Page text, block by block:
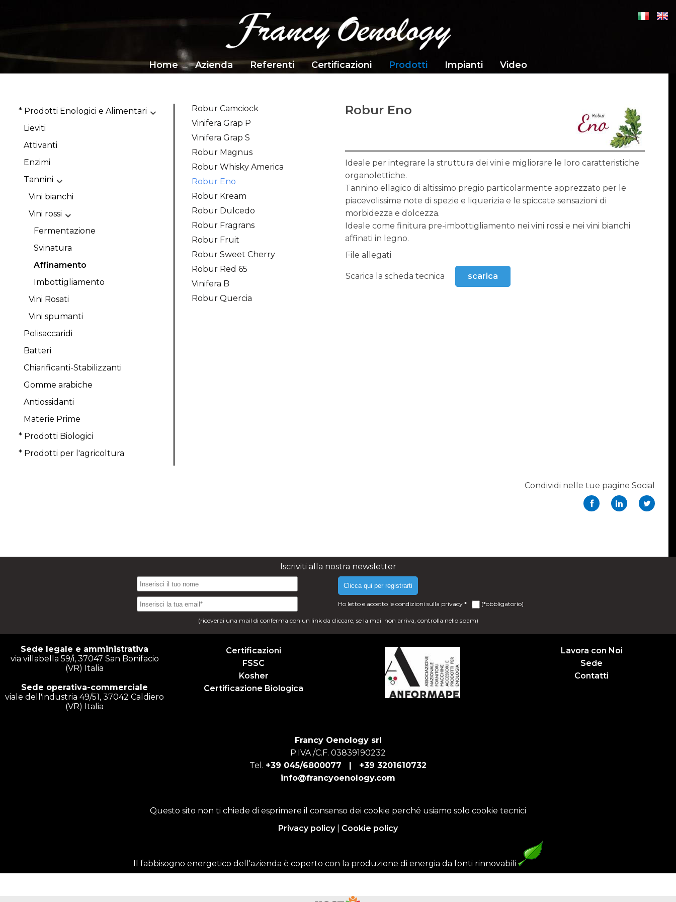
Home Azienda Referenti Certificazioni Prodotti Impianti Video
* Prodotti Enologici e Alimentari
Lieviti
Attivanti
Enzimi
Tannini
Vini bianchi
Vini rossi
Fermentazione
Svinatura
Affinamento
Imbottigliamento
Vini Rosati
Vini spumanti
Polisaccaridi
Batteri
Chiarificanti-Stabilizzanti
Gomme arabiche
Antiossidanti
Materie Prime
* Prodotti Biologici
* Prodotti per l'agricoltura
Robur Camciock
Vinifera Grap P
Vinifera Grap S
Robur Magnus
Robur Whisky America
Robur Eno
Robur Kream
Robur Dulcedo
Robur Fragrans
Robur Fruit
Robur Sweet Cherry
Robur Red 65
Vinifera B
Robur Quercia
Robur Eno
Ideale per integrare la struttura dei vini e migliorare le loro caratteristiche
organolettiche.
Tannino ellagico di altissimo pregio particolarmente apprezzato per le
piacevolissime note di spezie e liquerizia e le spiccate sensazioni di
morbidezza e dolcezza.
Ideale come finitura pre-imbottigliamento nei vini rossi e nei vini bianchi
affinati in legno.
File allegati
Scarica la scheda tecnica scarica
Condividi nelle tue pagine Social
Iscriviti alla nostra newsletter
Clicca qui per registrarti
Ho letto e accetto le condizioni sulla privacy * (*obbligatorio)
(riceverai una mail di conferma con un link da cliccare, se la mail non arriva, controlla nello spam)
Sede legale e amministrativa
via villabella 59/i, 37047 San Bonifacio
(VR) Italia
Sede operativa-commerciale
viale dell'industria 49/51, 37042 Caldiero
(VR) Italia
Certificazioni
FSSC
Kosher
Certificazione Biologica
Lavora con Noi
Sede
Contatti
Francy Oenology srl
P.IVA /C.F. 03839190232
Tel. +39 045/6800077 | +39 3201610732
info@francyoenology.com
Questo sito non ti chiede di esprimere il consenso dei cookie perché usiamo solo cookie tecnici
Privacy policy| Cookie policy
Il fabbisogno energetico dell'azienda è coperto con la produzione di energia da fonti rinnovabili